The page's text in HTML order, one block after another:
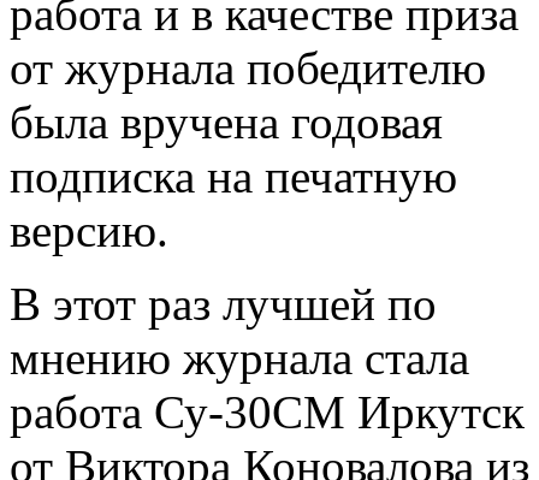
работа и в качестве приза
от журнала победителю
была вручена годовая
подписка на печатную
версию.
В этот раз лучшей по
мнению журнала стала
работа Су-30СМ Иркутск
от Виктора Коновалова из